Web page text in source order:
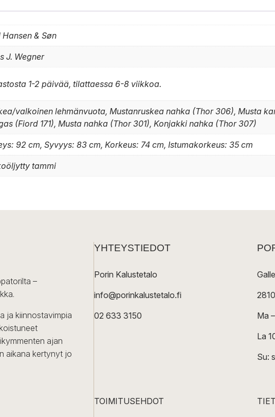
Hansen & Søn
J. Wegner
1-2 päivää, tilattaessa 6-8 viikkoa.
valkoinen lehmänvuota, Mustanruskea nahka (Thor 306), Musta
(Fiord 171), Musta nahka (Thor 301), Konjakki nahka (Thor 307)
92 cm, Syvyys: 83 cm, Korkeus: 74 cm, Istumakorkeus: 35 cm
tammi
–
ja kiinnostavimpia
ajan
aikana kertynyt jo
YHTEYSTIEDOT
Porin Kalustetalo
info@porinkalustetalo.fi
02 633 3150
Ma
La
Su:
TOIMITUSEHDOT